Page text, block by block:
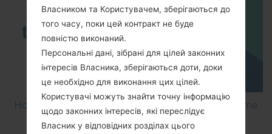
How to Factory Reset through menu on LG Prime
GS390?
Власником та Користувачем, зберігаються до
того часу, поки цей контракт не буде
повністю виконаний.
Персональні дані, зібрані для цілей законних
інтересів Власника, зберігаються доти, доки
це необхідно для виконання цих цілей.
Користувачі можуть знайти точну інформацію
щодо законних інтересів, які переслідує
Власник у відповідних розділах цього